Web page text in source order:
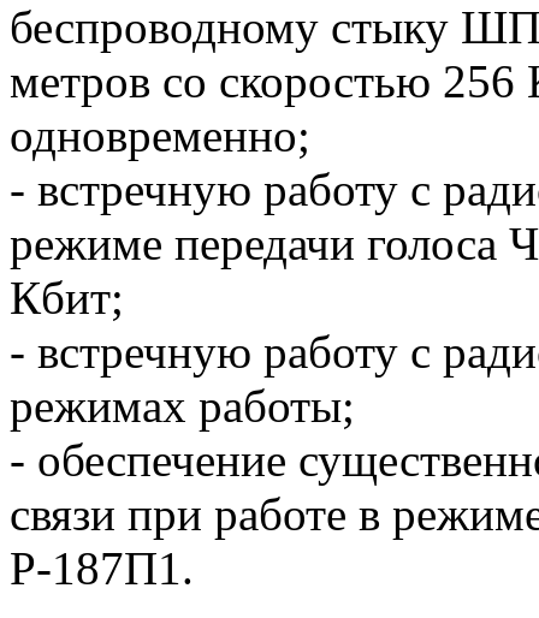
беспроводному стыку
метров со скоростью
одновременно;
- встречную работу с
режиме передачи
Кбит;
- встречную работу с
режимах работы;
- обеспечение
связи при работе в
Р-187П1.